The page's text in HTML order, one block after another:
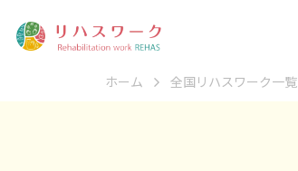
ホーム 全国リハスワーク一覧